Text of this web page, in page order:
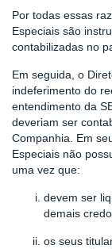
Por todas essas
Especiais são
contabilizadas no
Em seguida, o
indeferimento do
entendimento da
deveriam ser
Companhia. Em
Especiais não
uma vez que:
devem ser
demais
os seus